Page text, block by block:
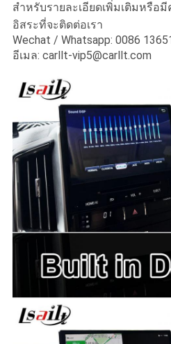
สําหรับรายละเอียดเพิ่มเติมหรือ
อิสระที่จะติดต่อเรา
Wechat / Whatsapp: 0086
อีเมล: carllt-vip5@carllt.com